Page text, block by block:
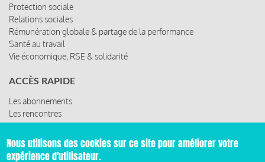
Protection sociale
Relations sociales
Rémunération globale & partage de la performance
Santé au travail
Vie économique, RSE & solidarité
ACCÈS RAPIDE
Les abonnements
Les rencontres
Les ressources
Nous utilisons des cookies sur ce site pour améliorer votre
expérience d'utilisateur.